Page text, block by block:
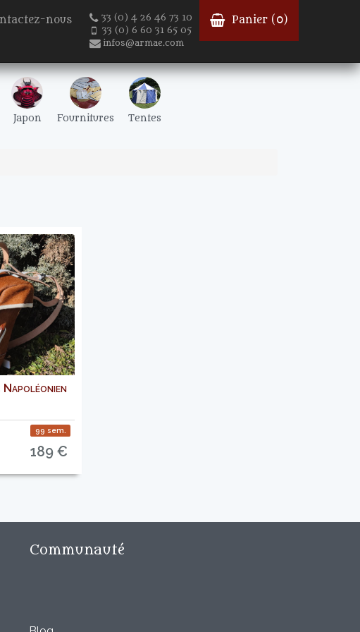
nous
33 (0) 4 26 46 73 10
33 (0) 6 60 31 65 05
infos@armae.com
Panier ( 0)
Japon Fournitures Tentes
99 sem.
189 €
Communauté